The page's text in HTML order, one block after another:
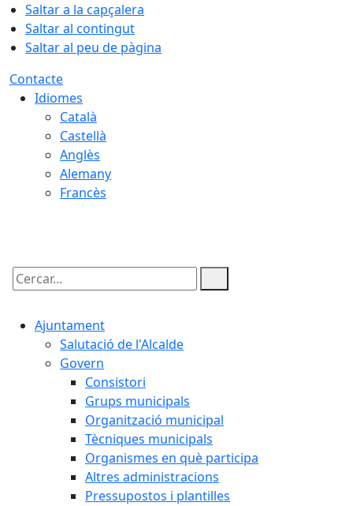
Saltar a la capçalera
Saltar al contingut
Saltar al peu de pàgina
Contacte
Idiomes
Català
Castellà
Anglès
Alemany
Francès
Cercar:
Ajuntament
Salutació de l'Alcalde
Govern
Consistori
Grups municipals
Organització municipal
Tècniques municipals
Organismes en què participa
Altres administracions
Pressupostos i plantilles